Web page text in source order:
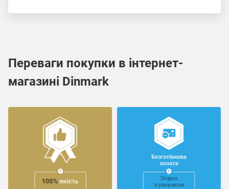
Переваги покупки в інтернет-
магазині Dinmark